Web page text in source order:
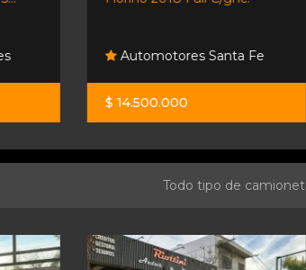
Automotores Santa Fe Sport
Todo tipo de